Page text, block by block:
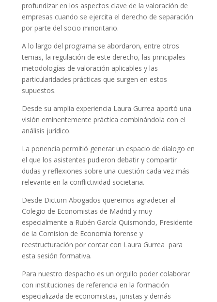
profundizar en los aspectos clave de la valoración de
empresas cuando se ejercita el derecho de separación
por parte del socio minoritario.
A lo largo del programa se abordaron, entre otros
temas, la regulación de este derecho, las principales
metodologías de valoración aplicables y las
particularidades prácticas que surgen en estos
supuestos.
Desde su amplia experiencia Laura Gurrea aportó una
visión eminentemente práctica combinándola con el
análisis jurídico.
La ponencia permitió generar un espacio de dialogo en
el que los asistentes pudieron debatir y compartir
dudas y reflexiones sobre una cuestión cada vez más
relevante en la conflictividad societaria.
Desde Dictum Abogados queremos agradecer al
Colegio de Economistas de Madrid y muy
especialmente a Rubén García Quismondo, Presidente
de la Comision de Economía forense y
reestructuración por contar con Laura Gurrea para
esta sesión formativa.
Para nuestro despacho es un orgullo poder colaborar
con instituciones de referencia en la formación
especializada de economistas, juristas y demás